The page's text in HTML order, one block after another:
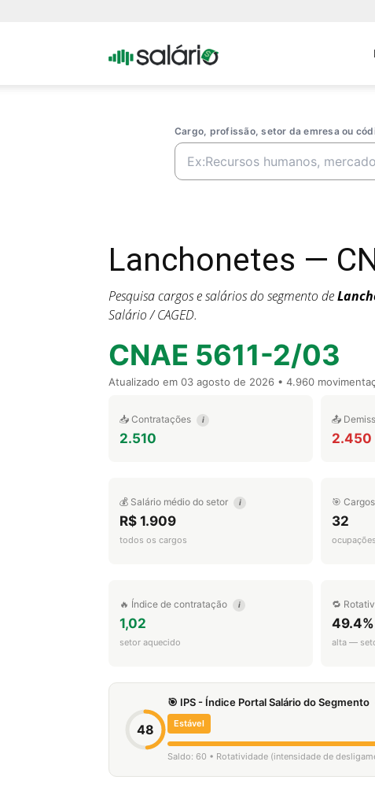
Portal
Cargo, profissão, setor da emresa ou
Lanchonetes —
Pesquisa cargos e salários do segmento de
Salário / CAGED.
CNAE 5611-2/03
Atualizado em 03 agosto de 2026 • 4.960
📥 Contratações i
2.510
📤
2.450
💰 Salário médio do setor i
R$ 1.909
todos os cargos
🎯
32
🔥 Índice de contratação i
1,02
setor aquecido
🔁
49.4%
alta —
48
🎯 IPS - Índice Portal Salário do Segmento
Estável
Saldo: 60 • Rotatividade (intensidade de